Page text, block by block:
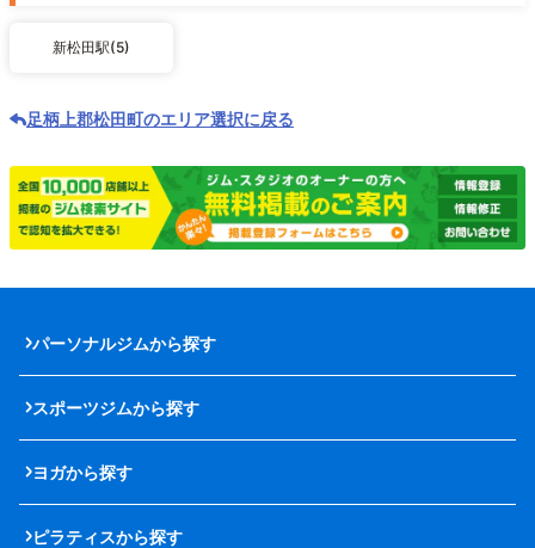
新松田駅(5)
足柄上郡松田町のエリア選択に戻る
パーソナルジムから探す
スポーツジムから探す
ヨガから探す
ピラティスから探す